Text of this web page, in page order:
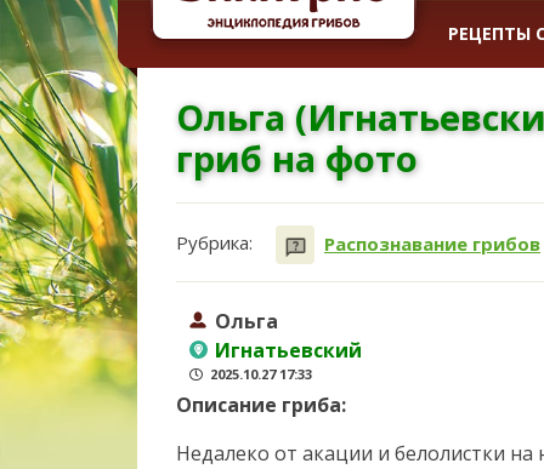
РЕЦЕПТЫ
Ольга
гриб на фото
Рубрика: Распознавание грибов
Ольга
Игнатьевский
2025.10.27 17:33
Описание гриба:
Недалеко от акации и белолистки